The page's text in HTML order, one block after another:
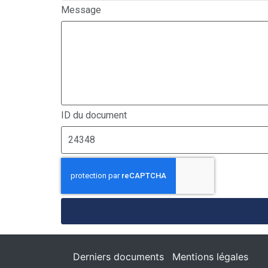
Message
ID du document
Derniers documents Mentions légales